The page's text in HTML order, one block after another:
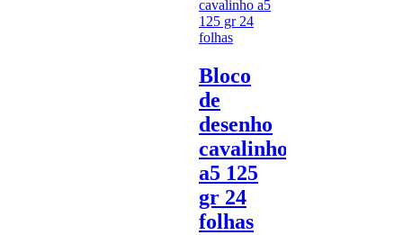
Bloco
de
desenho
cavalinho
a5 125
gr 24
folhas